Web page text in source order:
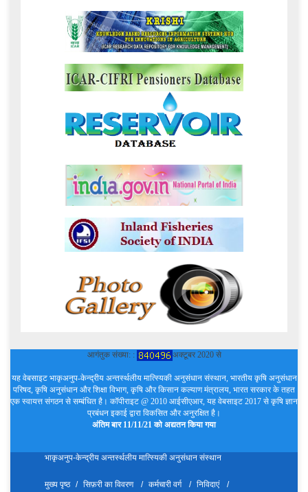
आगंतुक संख्या: : अक्टूबर 2020 से
यह वेबसाइट भाकृअनुप-केन्द्रीय अन्तर्स्थलीय मात्स्यिकी अनुसंधान संस्थान, भारतीय कृषि अनुसंधान
परिषद, कृषि अनुसंधान और शिक्षा विभाग, कृषि और किसान कल्याण मंत्रालय, भारत सरकार के तहत
एक स्वायत्त संगठन से सम्बंधित है। कॉपीराइट @ 2010 आईसीएआर, यह वेबसाइट 2017 से कृषि ज्ञान
प्रबंधन इकाई द्वारा विकसित और अनुरक्षित है।
अंतिम बार 11/11/21 को अद्यतन किया गया
भाकृअनुप-केन्द्रीय अन्तर्स्थलीय मात्स्यिकी अनुसंधान संस्थान
मुख्य पृष्ठ सिफ़री का विवरण कर्मचारी वर्ग निविदाएं